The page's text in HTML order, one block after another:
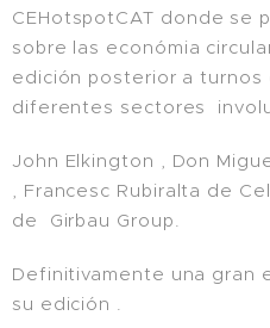
CEHotspotCAT donde se
sobre las económia
edición posterior a turnos
diferentes sectores
John Elkington , Don
, Francesc Rubiralta de
de Girbau Group.
Definitivamente una gran
su edición .